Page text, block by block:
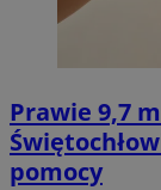
Prawie 9,7
pomocy